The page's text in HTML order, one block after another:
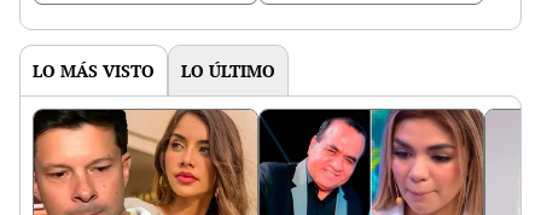
LO MÁS VISTO LO ÚLTIMO